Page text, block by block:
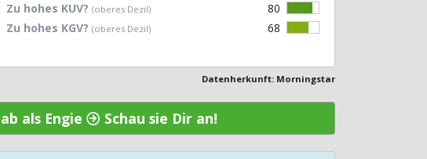
Zu hohes KUV?(oberes Dezil)
80
Zu hohes KGV?(oberes Dezil) 68
Datenherkunft: Morningstar
als Engie Schau sie Dir an!